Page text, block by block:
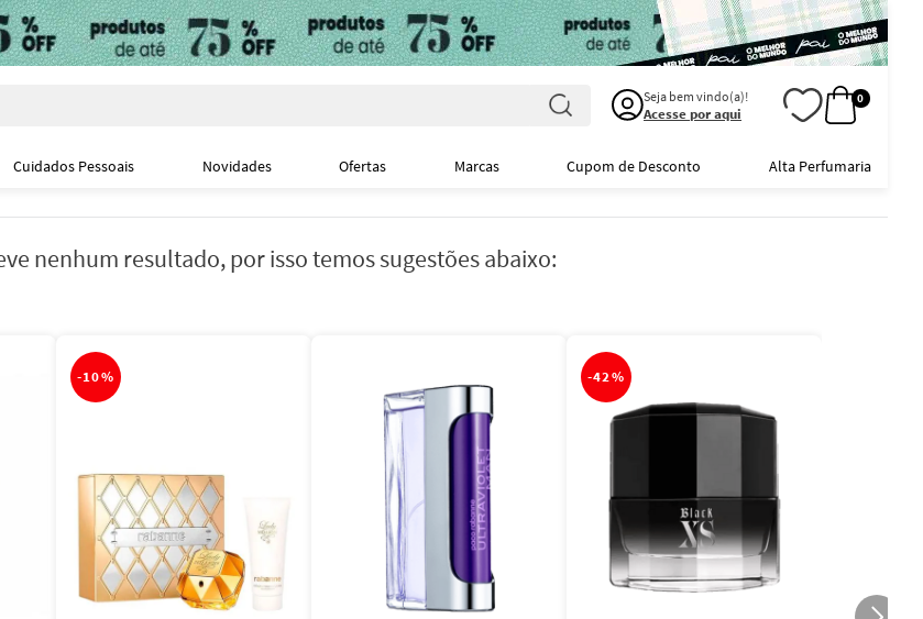
Seja bem vindo(a)!
Acesse por aqui
0
Cuidados Pessoais Novidades Ofertas Marcas Cupom de Desconto Alta Perfumaria
nenhum resultado, por isso temos sugestões abaixo:
-10% -42%